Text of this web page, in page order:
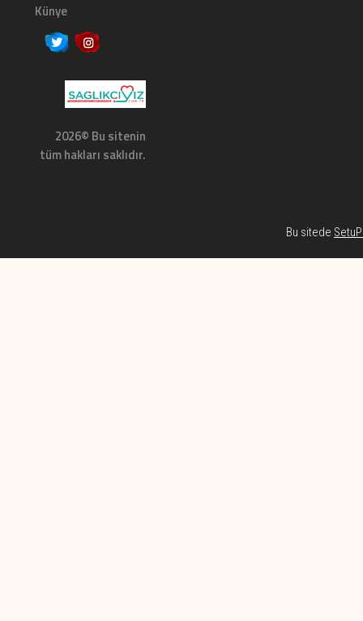
Künye
2026© Bu sitenin
tüm hakları saklıdır.
Bu sitede SetuP